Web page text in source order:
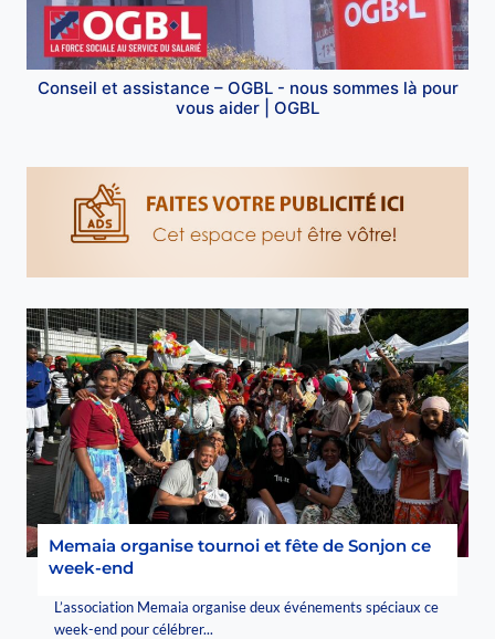
Conseil et assistance – OGBL - nous sommes là pour
vous aider | OGBL
Memaia organise tournoi et fête de Sonjon ce
week-end
L’association Memaia organise deux événements spéciaux ce
week-end pour célébrer...